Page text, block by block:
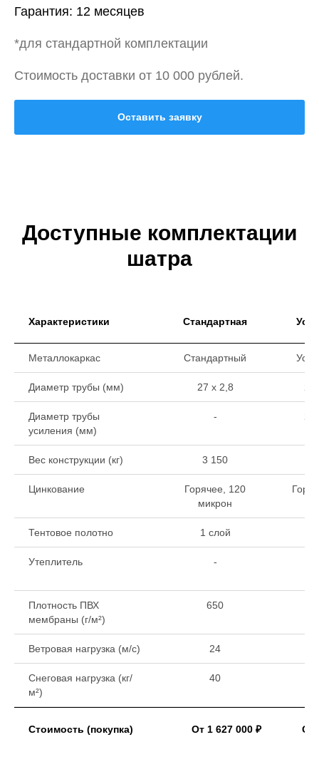
Гарантия: 12 месяцев
*для стандартной комплектации
Стоимость доставки от 10 000 рублей.
Оставить заявку
Доступные комплектации
шатра
Характеристики Стандартная
Металлокаркас Стандартный
Диаметр трубы (мм) 27 х 2,8
Диаметр трубы
усиления (мм)
-
Вес конструкции (кг) 3 150
Цинкование
Горячее, 120
микрон
Тентовое полотно 1 слой
Утеплитель -
Плотность ПВХ
мембраны (г/м²)
650
Ветровая нагрузка (м/с) 24
Снеговая нагрузка (кг/
м²)
40
Стоимость (покупка) От 1 627 000 ₽ От